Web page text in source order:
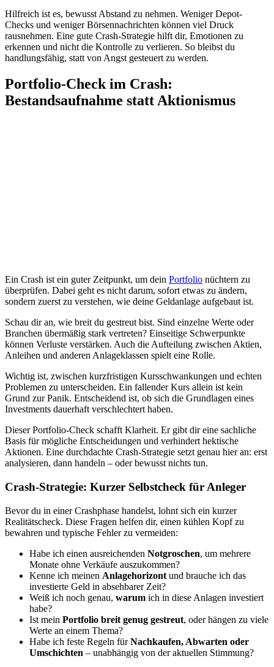
Hilfreich ist es, bewusst Abstand zu nehmen. Weniger Depot-
Checks und weniger Börsennachrichten können viel Druck
rausnehmen. Eine gute Crash-Strategie hilft dir, Emotionen zu
erkennen und nicht die Kontrolle zu verlieren. So bleibst du
handlungsfähig, statt von Angst gesteuert zu werden.
Portfolio-Check im Crash:
Bestandsaufnahme statt Aktionismus
Ein Crash ist ein guter Zeitpunkt, um dein Portfolio nüchtern zu
überprüfen. Dabei geht es nicht darum, sofort etwas zu ändern,
sondern zuerst zu verstehen, wie deine Geldanlage aufgebaut ist.
Schau dir an, wie breit du gestreut bist. Sind einzelne Werte oder
Branchen übermäßig stark vertreten? Einseitige Schwerpunkte
können Verluste verstärken. Auch die Aufteilung zwischen Aktien,
Anleihen und anderen Anlageklassen spielt eine Rolle.
Wichtig ist, zwischen kurzfristigen Kursschwankungen und echten
Problemen zu unterscheiden. Ein fallender Kurs allein ist kein
Grund zur Panik. Entscheidend ist, ob sich die Grundlagen eines
Investments dauerhaft verschlechtert haben.
Dieser Portfolio-Check schafft Klarheit. Er gibt dir eine sachliche
Basis für mögliche Entscheidungen und verhindert hektische
Aktionen. Eine durchdachte Crash-Strategie setzt genau hier an: erst
analysieren, dann handeln – oder bewusst nichts tun.
Crash-Strategie: Kurzer Selbstcheck für Anleger
Bevor du in einer Crashphase handelst, lohnt sich ein kurzer
Realitätscheck. Diese Fragen helfen dir, einen kühlen Kopf zu
bewahren und typische Fehler zu vermeiden:
Habe ich einen ausreichenden Notgroschen, um mehrere
Monate ohne Verkäufe auszukommen?
Kenne ich meinen Anlagehorizont und brauche ich das
investierte Geld in absehbarer Zeit?
Weiß ich noch genau, warum ich in diese Anlagen investiert
habe?
Ist mein Portfolio breit genug gestreut, oder hängen zu viele
Werte an einem Thema?
Habe ich feste Regeln fürNachkaufen, Abwarten oder
Umschichten – unabhängig von der aktuellen Stimmung?